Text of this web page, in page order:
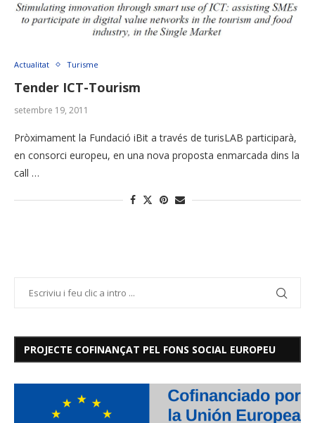
Actualitat Turisme
Tender ICT-Tourism
setembre 19, 2011
Pròximament la Fundació iBit a través de turisLAB participarà,
en consorci europeu, en una nova proposta enmarcada dins la
call …
PROJECTE COFINANÇAT PEL FONS SOCIAL EUROPEU